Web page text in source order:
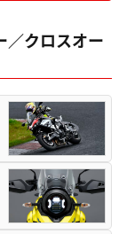
／クロスオー